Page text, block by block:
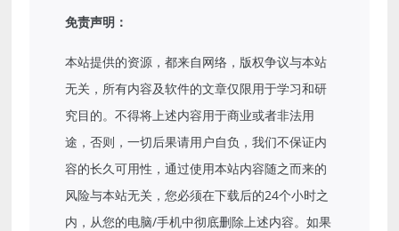
免责声明：
本站提供的资源，都来自网络，版权争议与本站
无关，所有内容及软件的文章仅限用于学习和研
究目的。不得将上述内容用于商业或者非法用
途，否则，一切后果请用户自负，我们不保证内
容的长久可用性，通过使用本站内容随之而来的
风险与本站无关，您必须在下载后的24个小时之
内，从您的电脑/手机中彻底删除上述内容。如果